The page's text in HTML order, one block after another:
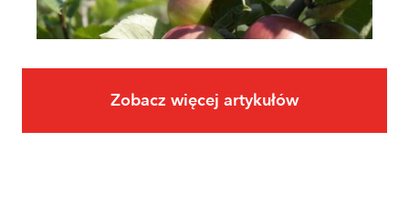
Zobacz więcej artykułów